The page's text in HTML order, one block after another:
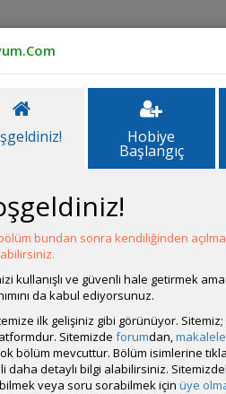
İlanlar
Üyesi
mevcut.
Hobiye
Başlangıç
bundan sonra kendiliğinden
kullanışlı ve güvenli hale getirmek
da kabul ediyorsunuz.
ilk gelişiniz gibi görünüyor. Sitemiz;
Sitemizde forumdan,
bölüm mevcuttur. Bölüm isimlerine
daha detaylı bilgi alabilirsiniz.
veya soru sorabilmek için üye